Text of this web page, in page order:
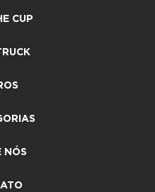
CUP
NÓS